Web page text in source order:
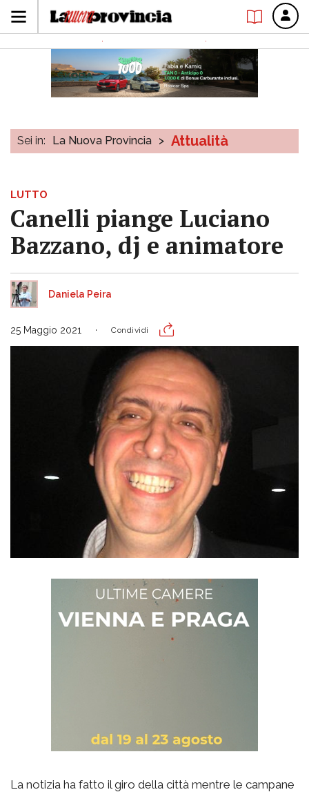
Sei in: La Nuova Provincia > Attualità
LUTTO
Canelli piange Luciano
Bazzano, dj e animatore
Daniela Peira
25 Maggio 2021 Condividi
La notizia ha fatto il giro della città mentre le campane